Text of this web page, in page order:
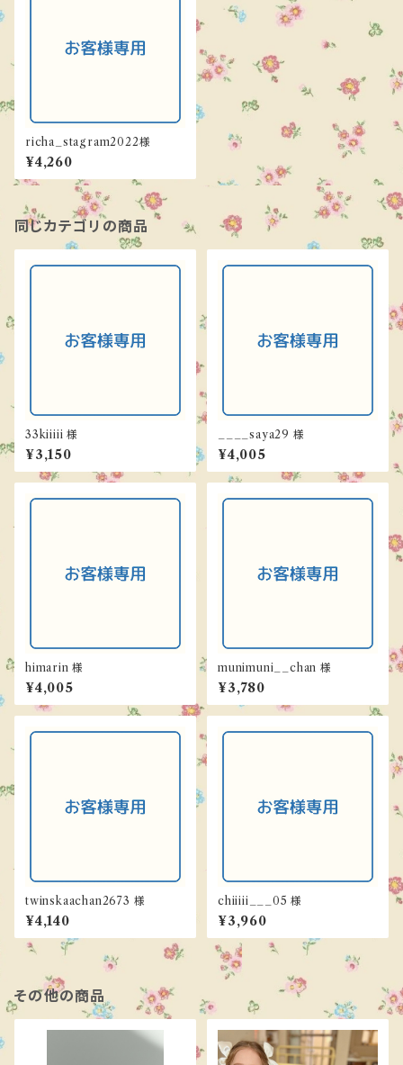
richa_stagram2022様
¥4,260
同じカテゴリの商品
33kiiiii 様
¥3,150
____saya29 様
¥4,005
himarin 様
¥4,005
munimuni__chan 様
¥3,780
twinskaachan2673 様
¥4,140
chiiiii___05 様
¥3,960
その他の商品